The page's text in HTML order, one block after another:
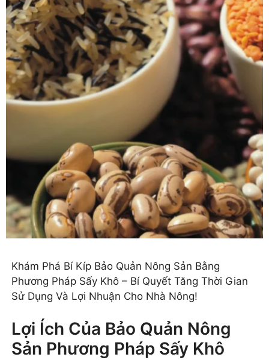
Khám Phá Bí Kíp Bảo Quản Nông Sản Bằng
Phương Pháp Sấy Khô – Bí Quyết Tăng Thời Gian
Sử Dụng Và Lợi Nhuận Cho Nhà Nông!
Lợi Ích Của Bảo Quản Nông
Sản Phương Pháp Sấy Khô